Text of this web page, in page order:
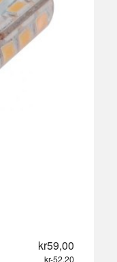
kr59,00
kr-52,20